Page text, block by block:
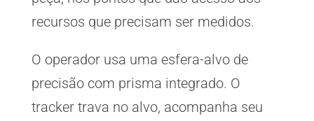
recursos que precisam ser medidos.
O operador usa uma esfera-alvo de
precisão com prisma integrado. O
tracker trava no alvo, acompanha seu